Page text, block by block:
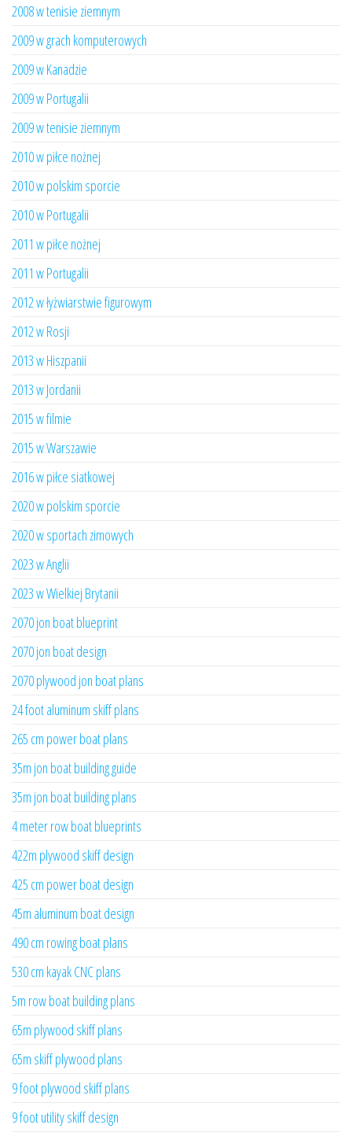
2008 w tenisie ziemnym
2009 w grach komputerowych
2009 w Kanadzie
2009 w Portugalii
2009 w tenisie ziemnym
2010 w piłce nożnej
2010 w polskim sporcie
2010 w Portugalii
2011 w piłce nożnej
2011 w Portugalii
2012 w łyżwiarstwie figurowym
2012 w Rosji
2013 w Hiszpanii
2013 w Jordanii
2015 w filmie
2015 w Warszawie
2016 w piłce siatkowej
2020 w polskim sporcie
2020 w sportach zimowych
2023 w Anglii
2023 w Wielkiej Brytanii
2070 jon boat blueprint
2070 jon boat design
2070 plywood jon boat plans
24 foot aluminum skiff plans
265 cm power boat plans
35m jon boat building guide
35m jon boat building plans
4 meter row boat blueprints
422m plywood skiff design
425 cm power boat design
45m aluminum boat design
490 cm rowing boat plans
530 cm kayak CNC plans
5m row boat building plans
65m plywood skiff plans
65m skiff plywood plans
9 foot plywood skiff plans
9 foot utility skiff design